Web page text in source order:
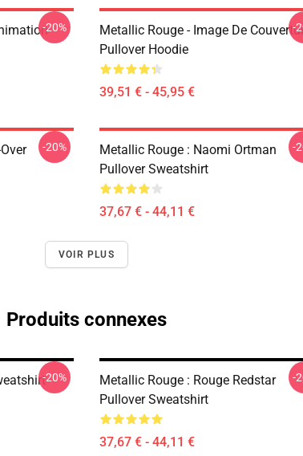
-20%
Metallic Rouge - Image De
Pullover Hoodie
39,51 € - 45,95 €
-
-20%
Metallic Rouge : Naomi Ortman
Pullover Sweatshirt
37,67 € - 44,11 €
-
VOIR PLUS
Produits connexes
-20%
Metallic Rouge : Rouge Redstar
Pullover Sweatshirt
37,67 € - 44,11 €
-